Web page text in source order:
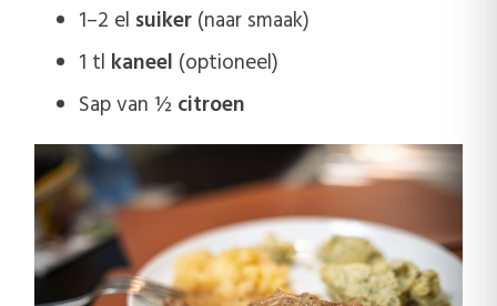
1–2 el suiker (naar smaak)
1 tl kaneel (optioneel)
Sap van ½ citroen